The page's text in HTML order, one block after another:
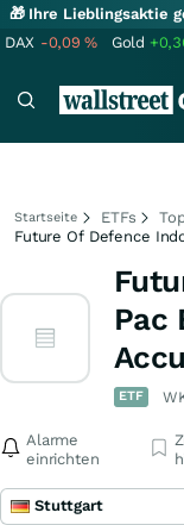
🎁 Ihre Lieblingsaktie
DAX -0,09% Gold
Startseite ETFs
Future Of Defence
Pac
ETF
Alarme
einrichten
Stuttgart